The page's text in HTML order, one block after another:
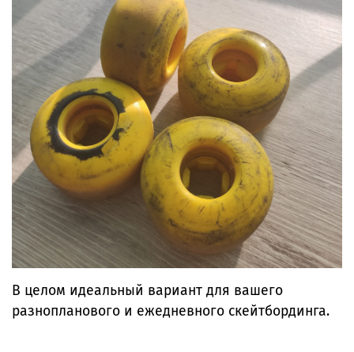
В целом идеальный вариант для вашего
разнопланового и ежедневного скейтбординга.